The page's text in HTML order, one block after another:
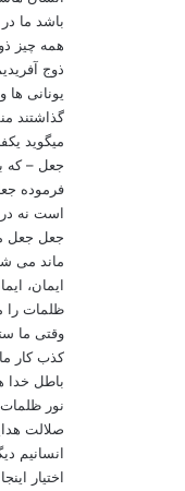
باشد ما
همه چیز
ذوج
یونانی
گذاشتند
میگوید
است نه
جعل جعل
ماند می
ایمان،
ظلمات را
وقتی ما
کذب کار
باطل خدا
نور
صلالت
انسانیم
اختیار